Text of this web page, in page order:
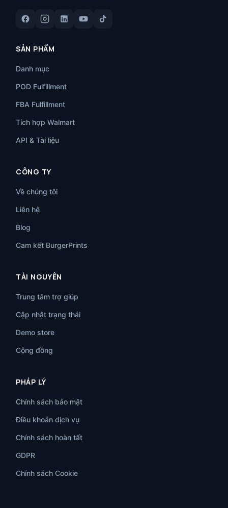
SẢN PHẨM
Danh mục
POD Fulfillment
FBA Fulfillment
Tích hợp Walmart
API & Tài liệu
CÔNG TY
Về chúng tôi
Liên hệ
Blog
Cam kết BurgerPrints
TÀI NGUYÊN
Trung tâm trợ giúp
Cập nhật trạng thái
Demo store
Cộng đồng
PHÁP LÝ
Chính sách bảo mật
Điều khoản dịch vụ
Chính sách hoàn tất
GDPR
Chính sách Cookie